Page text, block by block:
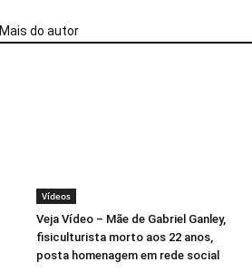
Mais do autor
Vídeos
Veja Vídeo – Mãe de Gabriel Ganley,
fisiculturista morto aos 22 anos,
posta homenagem em rede social